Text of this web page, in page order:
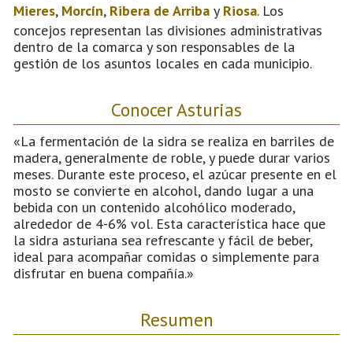
Mieres, Morcín, Ribera de Arriba y Riosa. Los
concejos representan las divisiones administrativas
dentro de la comarca y son responsables de la
gestión de los asuntos locales en cada municipio.
Conocer Asturias
«La fermentación de la sidra se realiza en barriles de
madera, generalmente de roble, y puede durar varios
meses. Durante este proceso, el azúcar presente en el
mosto se convierte en alcohol, dando lugar a una
bebida con un contenido alcohólico moderado,
alrededor de 4-6% vol. Esta característica hace que
la sidra asturiana sea refrescante y fácil de beber,
ideal para acompañar comidas o simplemente para
disfrutar en buena compañía.»
Resumen